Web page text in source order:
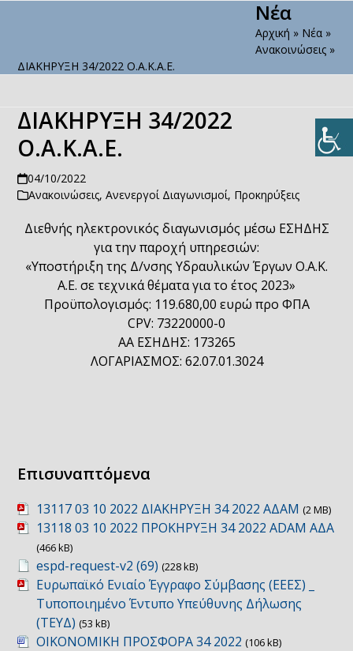
menu
menu
Νέα
Αρχική » Νέα»
Ανακοινώσεις»
ΔΙΑΚΗΡΥΞΗ 34/2022 Ο.Α.Κ.Α.Ε.
ΔΙΑΚΗΡΥΞΗ 34/2022
Ο.Α.Κ.Α.Ε.
04/10/2022
Ανακοινώσεις,Ανενεργοί Διαγωνισμοί, Προκηρύξεις
Διεθνής ηλεκτρονικός διαγωνισμός μέσω ΕΣΗΔΗΣ
για την παροχή υπηρεσιών:
«Υποστήριξη της Δ/νσης Υδραυλικών Έργων Ο.Α.Κ.
Α.Ε. σε τεχνικά θέματα για το έτος 2023»
Προϋπολογισμός: 119.680,00 ευρώ προ ΦΠΑ
CPV: 73220000-0
ΑΑ ΕΣΗΔΗΣ: 173265
ΛΟΓΑΡΙΑΣΜΟΣ: 62.07.01.3024
Επισυναπτόμενα
13117 03 10 2022 ΔΙΑΚΗΡΥΞΗ 34 2022 ΑΔΑΜ (2 MB)
13118 03 10 2022 ΠΡΟΚΗΡΥΞΗ 34 2022 ADAM ΑΔΑ
(466 kB)
espd-request-v2 (69) (228 kB)
Ευρωπαϊκό Ενιαίο Έγγραφο Σύμβασης (ΕΕΕΣ) _
Τυποποιημένο Έντυπο Υπεύθυνης Δήλωσης
(ΤΕΥΔ) (53 kB)
ΟΙΚΟΝΟΜΙΚΗ ΠΡΟΣΦΟΡΑ 34 2022 (106 kB)